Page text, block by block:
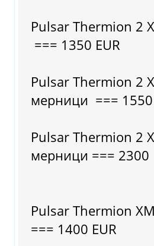
Pulsar Thermion 2
=== 1350 EUR
Pulsar Thermion 2
мерници === 1550
Pulsar Thermion 2
мерници === 2300
Pulsar Thermion
=== 1400 EUR